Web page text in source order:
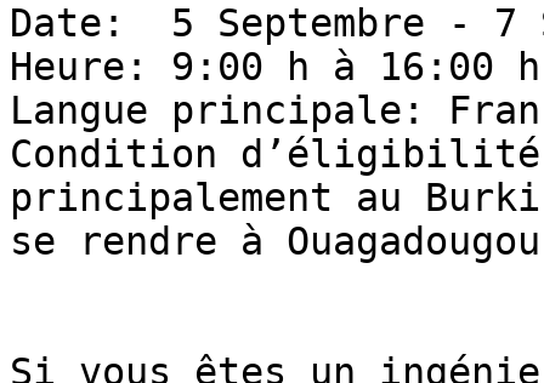
Date:  5 Septembre - 7
Heure: 9:00 h à 16:00
Langue principale:
Condition d’éligibilité:
principalement au
se rendre à
Si vous êtes un